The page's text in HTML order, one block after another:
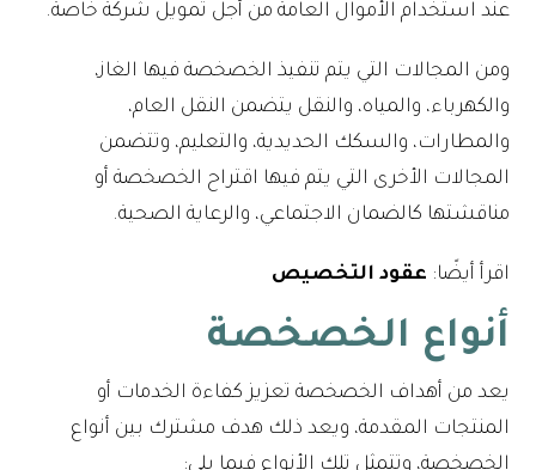
عند استخدام الأموال العامة من أجل تمويل شركة خاصة.
ومن المجالات التي يتم تنفيذ الخصخصة فيها الغاز،
والكهرباء، والمياه، والنقل يتضمن النقل العام،
والمطارات، والسكك الحديدية، والتعليم، وتتضمن
المجالات الأخرى التي يتم فيها اقتراح الخصخصة أو
مناقشتها كالضمان الاجتماعي، والرعاية الصحية.
اقرأ أيضًا: عقود التخصيص
أنواع الخصخصة
يعد من أهداف الخصخصة تعزيز كفاءة الخدمات أو
المنتجات المقدمة، ويعد ذلك هدف مشترك بين أنواع
الخصخصة، وتتمثل تلك الأنواع فيما يلي: